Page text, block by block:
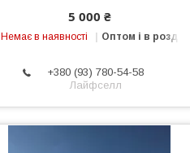
5 000 ₴
Немає в наявності Оптом і в роздріб
+380 (93) 780-54-58
Лайфселл